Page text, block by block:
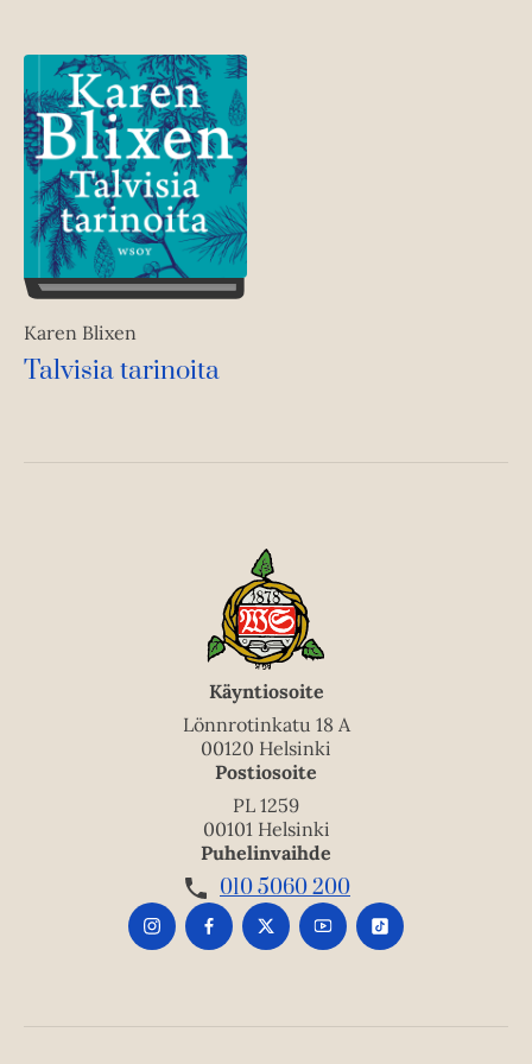
Karen Blixen
Talvisia tarinoita
Käyntiosoite
Lönnrotinkatu 18 A
00120 Helsinki
Postiosoite
PL 1259
00101 Helsinki
Puhelinvaihde
010 5060 200